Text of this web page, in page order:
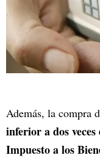
Además, la compra
inferior a dos
Impuesto a los